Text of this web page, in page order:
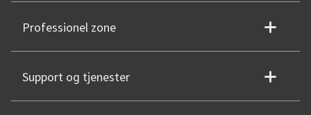
Professionel zone
Support og tjenester